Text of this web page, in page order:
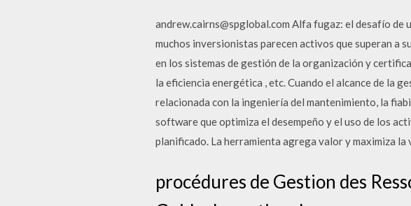
andrew.cairns@spglobal.com Alfa fugaz: el desafío
muchos inversionistas parecen activos que superan a
en los sistemas de gestión de la organización y
la eficiencia energética , etc. Cuando el alcance de la
relacionada con la ingeniería del mantenimiento, la
software que optimiza el desempeño y el uso de los
planificado. La herramienta agrega valor y maximiza
procédures de Gestion des